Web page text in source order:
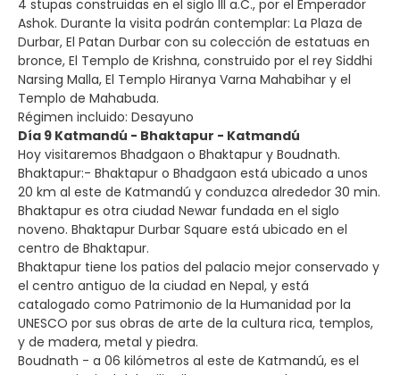
4 stupas construidas en el siglo III a.C., por el Emperador
Ashok. Durante la visita podrán contemplar: La Plaza de
Durbar, El Patan Durbar con su colección de estatuas en
bronce, El Templo de Krishna, construido por el rey Siddhi
Narsing Malla, El Templo Hiranya Varna Mahabihar y el
Templo de Mahabuda.
Régimen incluido: Desayuno
Día 9 Katmandú - Bhaktapur - Katmandú
Hoy visitaremos Bhadgaon o Bhaktapur y Boudnath.
Bhaktapur:- Bhaktapur o Bhadgaon está ubicado a unos
20 km al este de Katmandú y conduzca alrededor 30 min.
Bhaktapur es otra ciudad Newar fundada en el siglo
noveno. Bhaktapur Durbar Square está ubicado en el
centro de Bhaktapur.
Bhaktapur tiene los patios del palacio mejor conservado y
el centro antiguo de la ciudad en Nepal, y está
catalogado como Patrimonio de la Humanidad por la
UNESCO por sus obras de arte de la cultura rica, templos,
y de madera, metal y piedra.
Boudnath - a 06 kilómetros al este de Katmandú, es el